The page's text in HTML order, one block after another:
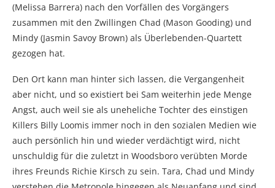
(Melissa Barrera) nach den Vorfällen des Vorgängers
zusammen mit den Zwillingen Chad (Mason Gooding) und
Mindy (Jasmin Savoy Brown) als Überlebenden-Quartett
gezogen hat.
Den Ort kann man hinter sich lassen, die Vergangenheit
aber nicht, und so existiert bei Sam weiterhin jede Menge
Angst, auch weil sie als uneheliche Tochter des einstigen
Killers Billy Loomis immer noch in den sozialen Medien wie
auch persönlich hin und wieder verdächtigt wird, nicht
unschuldig für die zuletzt in Woodsboro verübten Morde
ihres Freunds Richie Kirsch zu sein. Tara, Chad und Mindy